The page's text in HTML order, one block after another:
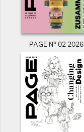
PAGE N° 02 2026